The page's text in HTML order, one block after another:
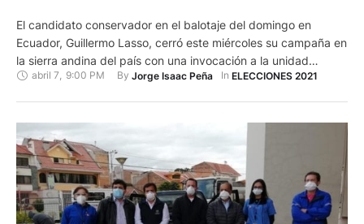
El candidato conservador en el balotaje del domingo en
Ecuador, Guillermo Lasso, cerró este miércoles su campaña en
la sierra andina del país con una invocación a la unidad
popular desde un monumento a la línea equinoccial y un
abril 7, 9:00 PM By Jorge Isaac Peña In ELECCIONES 2021